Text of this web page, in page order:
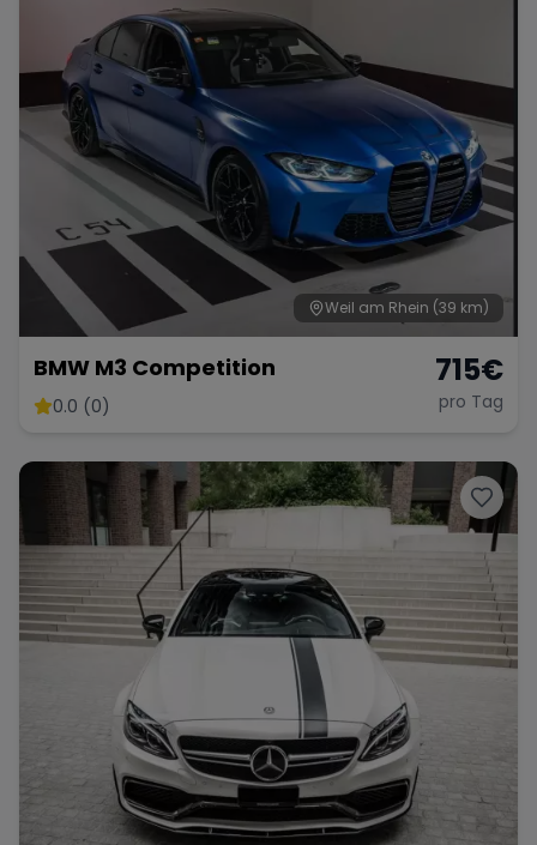
Weil am Rhein (39 km)
BMW M3 Competition
0.0 (0)
715€
pro Tag